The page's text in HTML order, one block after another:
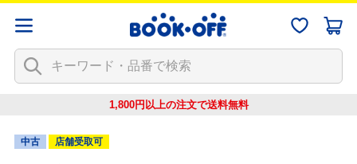
1,800円以上の注文で送料無料
中古 店舗受取可